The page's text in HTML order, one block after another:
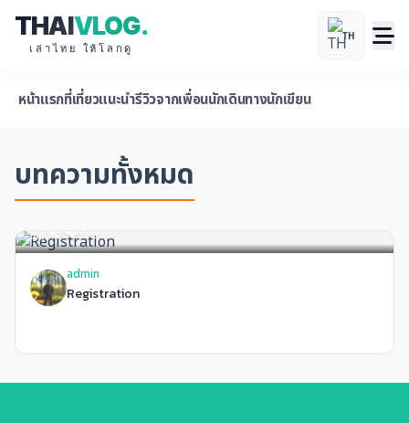
THAIVLOG.
เล่าไทย ให้โลกดู
TH
หน้าแรกที่เที่ยวแนะนำรีวิวจากเพื่อนนักเดินทางนักเขียน
บทความทั้งหมด
38
admin
Registration